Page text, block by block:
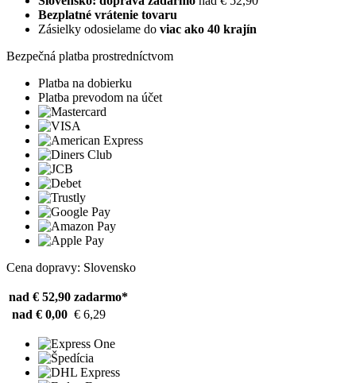
Bezplatné vrátenie tovaru
Zásielky odosielame do viac ako 40 krajín
Bezpečná platba prostredníctvom
Platba na dobierku
Platba prevodom na účet
Cena dopravy: Slovensko
nad € 52,90 zadarmo*
nad € 0,00 € 6,29